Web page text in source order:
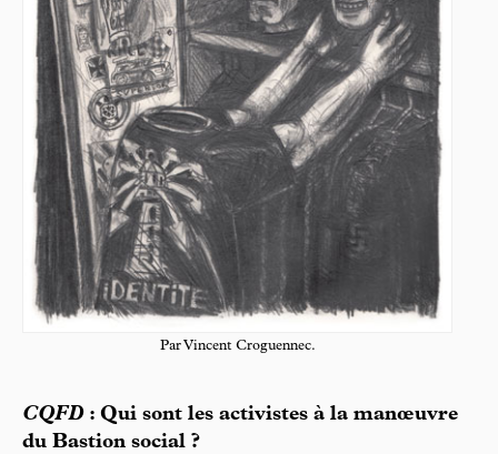
Par Vincent Croguennec.
CQFD: Qui sont les activistes à la manœuvre
du Bastion social ?